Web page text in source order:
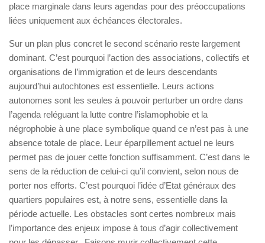
place marginale dans leurs agendas pour des préoccupations
liées uniquement aux échéances électorales.
Sur un plan plus concret le second scénario reste largement
dominant. C’est pourquoi l’action des associations, collectifs et
organisations de l’immigration et de leurs descendants
aujourd’hui autochtones est essentielle. Leurs actions
autonomes sont les seules à pouvoir perturber un ordre dans
l’agenda reléguant la lutte contre l’islamophobie et la
négrophobie à une place symbolique quand ce n’est pas à une
absence totale de place. Leur éparpillement actuel ne leurs
permet pas de jouer cette fonction suffisamment. C’est dans le
sens de la réduction de celui-ci qu’il convient, selon nous de
porter nos efforts. C’est pourquoi l’idée d’Etat généraux des
quartiers populaires est, à notre sens, essentielle dans la
période actuelle. Les obstacles sont certes nombreux mais
l’importance des enjeux impose à tous d’agir collectivement